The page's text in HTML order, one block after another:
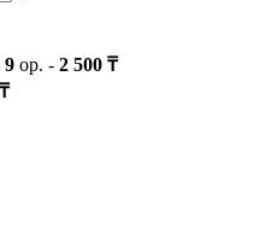
9 ор. - 2 500 ₸